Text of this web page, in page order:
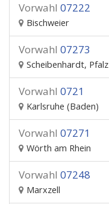
Vorwahl 07222
Bischweier
Vorwahl 07273
Scheibenhardt, Pfalz
Vorwahl 0721
Karlsruhe (Baden)
Vorwahl 07271
Wörth am Rhein
Vorwahl 07248
Marxzell